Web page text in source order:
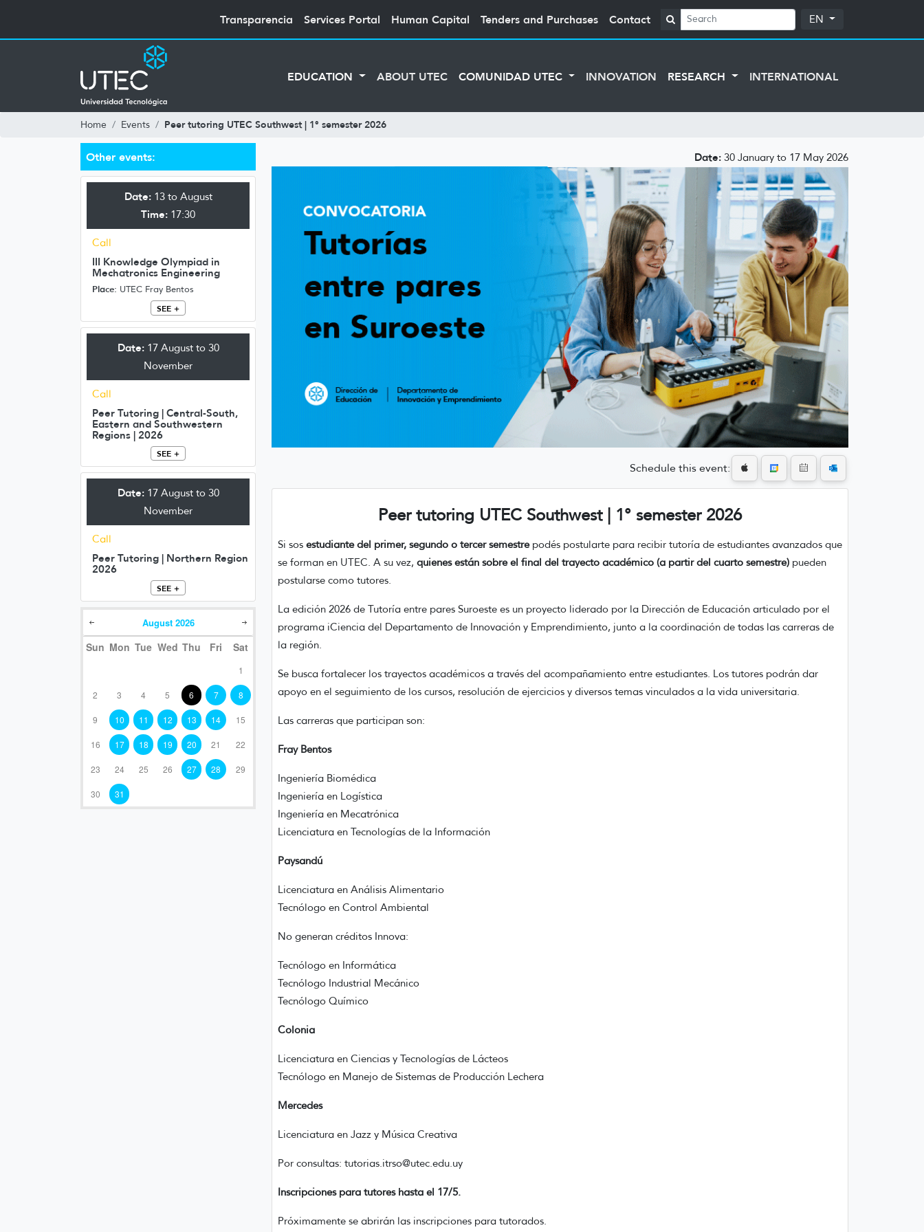
Transparencia Services Portal Human Capital Tenders and Purchases Contact EN
EDUCATION ABOUT UTEC COMUNIDAD UTEC INNOVATION RESEARCH INTERNATIONAL
Home Events Peer tutoring UTEC Southwest | 1° semester 2026
Other events:
Date:13 to August
Time: 17:30
Call
III Knowledge Olympiad in
Mechatronics Engineering
Place: UTEC Fray Bentos
SEE +
Date:17 August to 30
November
Call
Peer Tutoring | Central-South,
Eastern and Southwestern
Regions | 2026
SEE +
Date:17 August to 30
November
Call
Peer Tutoring | Northern Region
2026
SEE +
August 2026
Sun Mon Tue Wed Thu Fri Sat
1
2 3 4 5 6 7 8
9 10 11 12 13 14 15
16 17 18 19 20 21 22
23 24 25 26 27 28 29
30 31
Date: 30 January to 17 May 2026
Schedule this event:
Peer tutoring UTEC Southwest | 1° semester 2026
Si sos estudiante del primer, segundo o tercer semestre podés postularte para recibir tutoría de estudiantes avanzados que
se forman en UTEC. A su vez, quienes están sobre el final del trayecto académico (a partir del cuarto semestre) pueden
postularse como tutores.
La edición 2026 de Tutoría entre pares Suroeste es un proyecto liderado por la Dirección de Educación articulado por el
programa iCiencia del Departamento de Innovación y Emprendimiento, junto a la coordinación de todas las carreras de
la región.
Se busca fortalecer los trayectos académicos a través del acompañamiento entre estudiantes. Los tutores podrán dar
apoyo en el seguimiento de los cursos, resolución de ejercicios y diversos temas vinculados a la vida universitaria.
Las carreras que participan son:
Fray Bentos
Ingeniería Biomédica
Ingeniería en Logística
Ingeniería en Mecatrónica
Licenciatura en Tecnologías de la Información
Paysandú
Licenciatura en Análisis Alimentario
Tecnólogo en Control Ambiental
No generan créditos Innova:
Tecnólogo en Informática
Tecnólogo Industrial Mecánico
Tecnólogo Químico
Colonia
Licenciatura en Ciencias y Tecnologías de Lácteos
Tecnólogo en Manejo de Sistemas de Producción Lechera
Mercedes
Licenciatura en Jazz y Música Creativa
Por consultas: tutorias.itrso@utec.edu.uy
Inscripciones para tutores hasta el 17/5.
Próximamente se abrirán las inscripciones para tutorados.